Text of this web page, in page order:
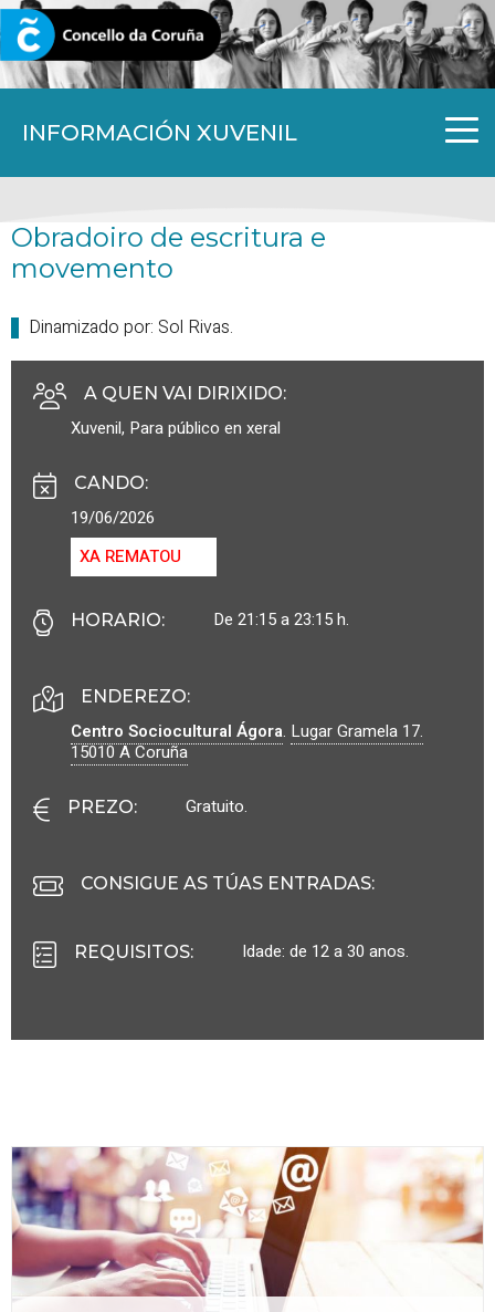
INFORMACIÓN XUVENIL
CORUNA.GAL
Obradoiro de escritura e
movemento
Dinamizado por: Sol Rivas.
A QUEN VAI DIRIXIDO:
Xuvenil, Para público en xeral
CANDO:
19/06/2026
XA REMATOU
HORARIO: De 21:15 a 23:15 h.
ENDEREZO:
Centro Sociocultural Ágora. Lugar Gramela 17.
15010A Coruña
PREZO: Gratuito.
CONSIGUE AS TÚAS ENTRADAS:
REQUISITOS: Idade: de 12 a 30 anos.